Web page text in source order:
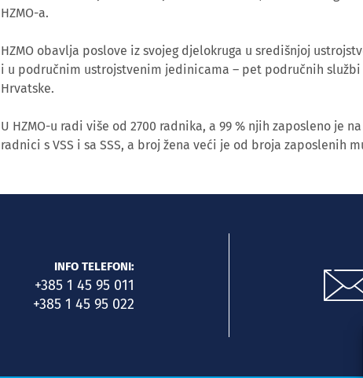
HZMO-a.
HZMO obavlja poslove iz svojeg djelokruga u središnjoj
i u područnim ustrojstvenim jedinicama – pet područnih
Hrvatske.
U HZMO-u radi više od 2700 radnika, a 99 % njih zaposleno je
radnici s VSS i sa SSS, a broj žena veći je od broja zaposlenih
INFO TELEFONI:
+385 1 45 95 011
+385 1 45 95 022